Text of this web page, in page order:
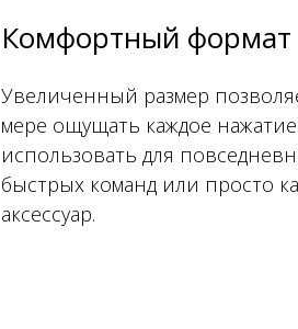
Комфортный формат
Увеличенный размер
мере ощущать каждое
использовать для
быстрых команд или просто
аксессуар.